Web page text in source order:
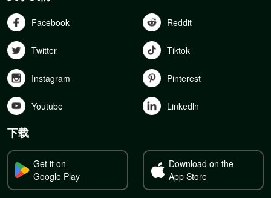
Facebook Reddit
Twitter Tiktok
Instagram Pinterest
Youtube Linkedln
下载
Get it on
Google Play
Download on the
App Store